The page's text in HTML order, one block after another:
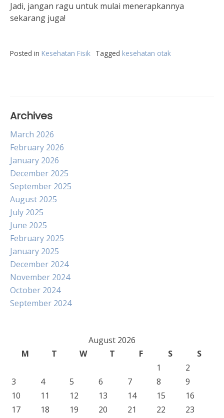
Jadi, jangan ragu untuk mulai menerapkannya
sekarang juga!
Posted in Kesehatan Fisik Tagged kesehatan otak
Archives
March 2026
February 2026
January 2026
December 2025
September 2025
August 2025
July 2025
June 2025
February 2025
January 2025
December 2024
November 2024
October 2024
September 2024
August 2026
M
T W T F S
S
1
2
3
4 5 6 7 8
9
10
11 12 13 14 15
16
17
18 19 20 21 22 23